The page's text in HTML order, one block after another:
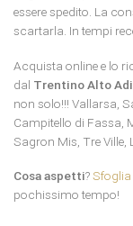
essere spedito. La
scartarla. In tempi
Acquista online e lo
dal Trentino Alto
non solo!!! Vallarsa,
Campitello di Fassa,
Sagron Mis, Tre Ville,
Cosa aspetti?
pochissimo tempo!